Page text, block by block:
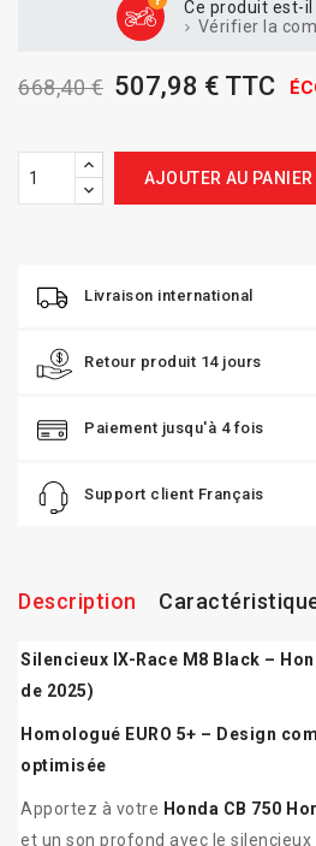
Ce produit est-
Vérifier la
668,40 € 507,98 € TTC
AJOUTER AU PANIER
Livraison international
Retour produit 14 jours
Paiement jusqu'à 4 fois
Support client Français
Description
Silencieux IX-Race M8 Black –
de 2025)
Homologué EURO 5+ – Design
optimisée
Apportez à votre Honda CB 750
et un son profond avec le silencieux